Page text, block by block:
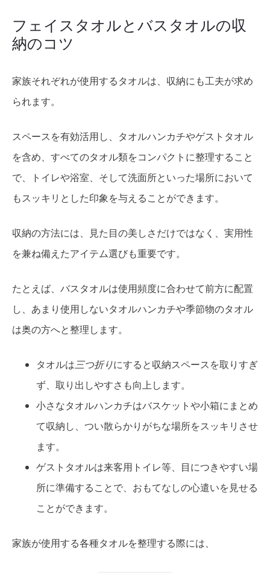
フェイスタオルとバスタオルの収
納のコツ
家族それぞれが使用するタオルは、収納にも工夫が求め
られます。
スペースを有効活用し、タオルハンカチやゲストタオル
を含め、すべてのタオル類をコンパクトに整理すること
で、トイレや浴室、そして洗面所といった場所において
もスッキリとした印象を与えることができます。
収納の方法には、見た目の美しさだけではなく、実用性
を兼ね備えたアイテム選びも重要です。
たとえば、バスタオルは使用頻度に合わせて前方に配置
し、あまり使用しないタオルハンカチや季節物のタオル
は奥の方へと整理します。
タオルは三つ折りにすると収納スペースを取りすぎ
ず、取り出しやすさも向上します。
小さなタオルハンカチはバスケットや小箱にまとめ
て収納し、つい散らかりがちな場所をスッキリさせ
ます。
ゲストタオルは来客用トイレ等、目につきやすい場
所に準備することで、おもてなしの心遣いを見せる
ことができます。
家族が使用する各種タオルを整理する際には、